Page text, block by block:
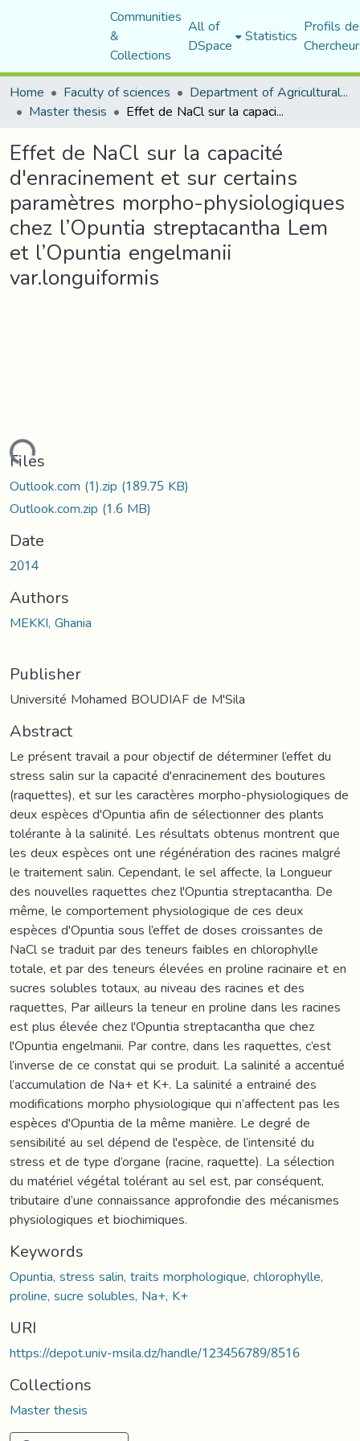
Communities
&
Collections
All of
DSpace Statistics Profils
Home
Faculty of sciences Department of Agricultural Sciences
Master thesis Effet de NaCl sur la capacité d'enracinement et sur certains paramètres morpho-physiologiques chez l’Opuntia streptacantha Lem et l’Opuntia engelmanii var.longuiformis
Effet de NaCl sur la capacité
d'enracinement et sur certains
paramètres morpho-physiologiques
chez l’Opuntia streptacantha Lem
et l’Opuntia engelmanii
var.longuiformis
Files
Outlook.com (1).zip (189.75 KB)
Outlook.com.zip (1.6 MB)
Date
2014
Authors
MEKKI, Ghania
Publisher
Université Mohamed BOUDIAF de M'Sila
Abstract
Le présent travail a pour objectif de déterminer l’effet du
stress salin sur la capacité d'enracinement des boutures
(raquettes), et sur les caractères morpho-physiologiques de
deux espèces d'Opuntia afin de sélectionner des plants
tolérante à la salinité. Les résultats obtenus montrent que
les deux espèces ont une régénération des racines malgré
le traitement salin. Cependant, le sel affecte, la Longueur
des nouvelles raquettes chez l'Opuntia streptacantha. De
même, le comportement physiologique de ces deux
espèces d'Opuntia sous l’effet de doses croissantes de
NaCl se traduit par des teneurs faibles en chlorophylle
totale, et par des teneurs élevées en proline racinaire et en
sucres solubles totaux, au niveau des racines et des
raquettes, Par ailleurs la teneur en proline dans les racines
est plus élevée chez l'Opuntia streptacantha que chez
l'Opuntia engelmanii. Par contre, dans les raquettes, c’est
l’inverse de ce constat qui se produit. La salinité a accentué
l’accumulation de Na+ et K+. La salinité a entrainé des
modifications morpho physiologique qui n’affectent pas les
espèces d'Opuntia de la même manière. Le degré de
sensibilité au sel dépend de l'espèce, de l’intensité du
stress et de type d’organe (racine, raquette). La sélection
du matériel végétal tolérant au sel est, par conséquent,
tributaire d’une connaissance approfondie des mécanismes
physiologiques et biochimiques.
Keywords
Opuntia, stress salin, traits morphologique, chlorophylle,
proline, sucre solubles, Na+, K+
URI
https://depot.univ-msila.dz/handle/123456789/8516
Collections
Master thesis